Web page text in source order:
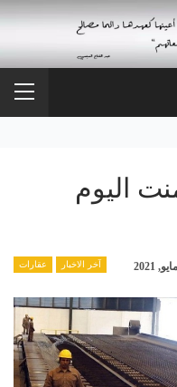
اليوم
آخر الاخبار عقارات